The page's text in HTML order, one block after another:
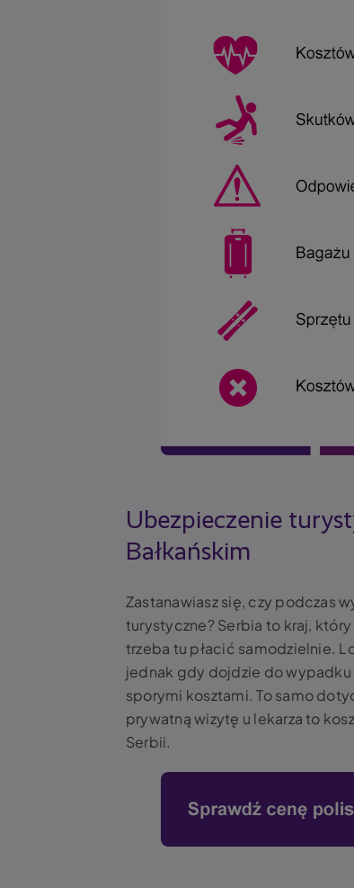
Ubezpieczenie
Bałkańskim
Zastanawiasz się, czy podczas
turystyczne? Serbia to kraj,
trzeba tu płacić samodzielnie.
jednak gdy dojdzie do
sporymi kosztami. To samo
prywatną wizytę u lekarza to
Serbii.